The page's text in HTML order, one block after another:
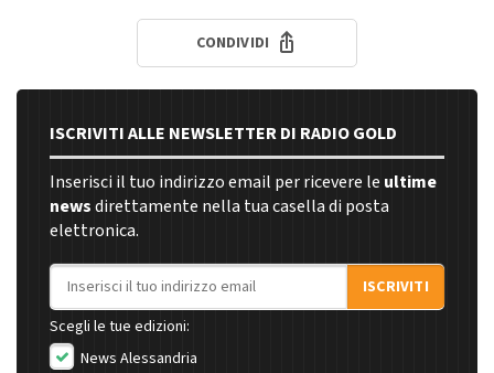
CONDIVIDI
ISCRIVITI ALLE NEWSLETTER DI RADIO GOLD
Inserisci il tuo indirizzo email per ricevere le ultime
newsdirettamente nella tua casella di posta
elettronica.
Indirizzo email
ISCRIVITI
Scegli le tue edizioni:
News Alessandria